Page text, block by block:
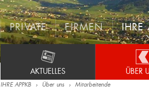
PRIVATE FIRMEN IHRE
AKTUELLES ÜBER
IHRE APPKB Über uns Mitarbeitende